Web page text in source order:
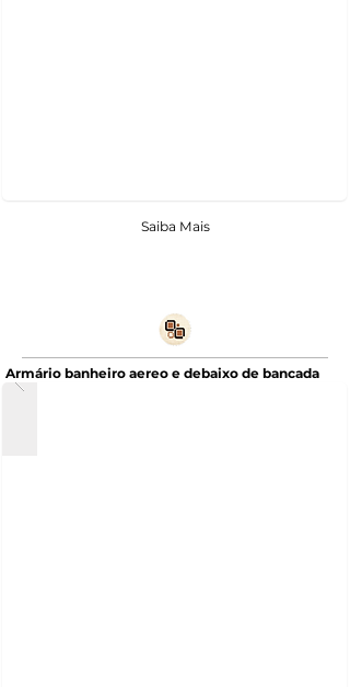
Saiba Mais
Armário banheiro aereo e debaixo de bancada